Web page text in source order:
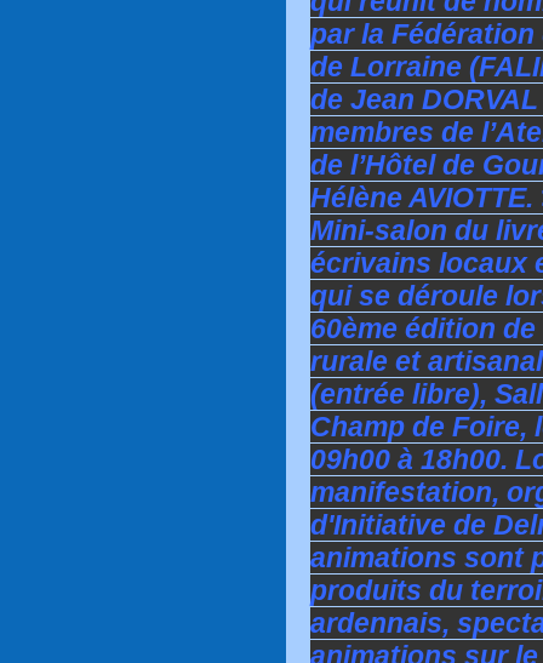
par la
de Lorraine
de Jean
membres de
de l’Hôtel de
Hélène AVIOTTE.
Mini-salon du
écrivains locaux
qui se déroule
60ème édition
rurale et
(entrée libre),
Champ de Foire,
09h00 à 18h00.
manifestation,
d'Initiative de
animations sont
produits du
ardennais,
animations sur